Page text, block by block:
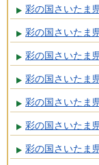
彩の国さいたま
彩の国さいたま
彩の国さいたま
彩の国さいたま
彩の国さいたま
彩の国さいたま
彩の国さいたま